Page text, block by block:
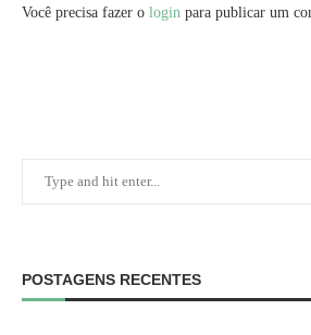
Você precisa fazer o login para publicar um
POSTAGENS RECENTES